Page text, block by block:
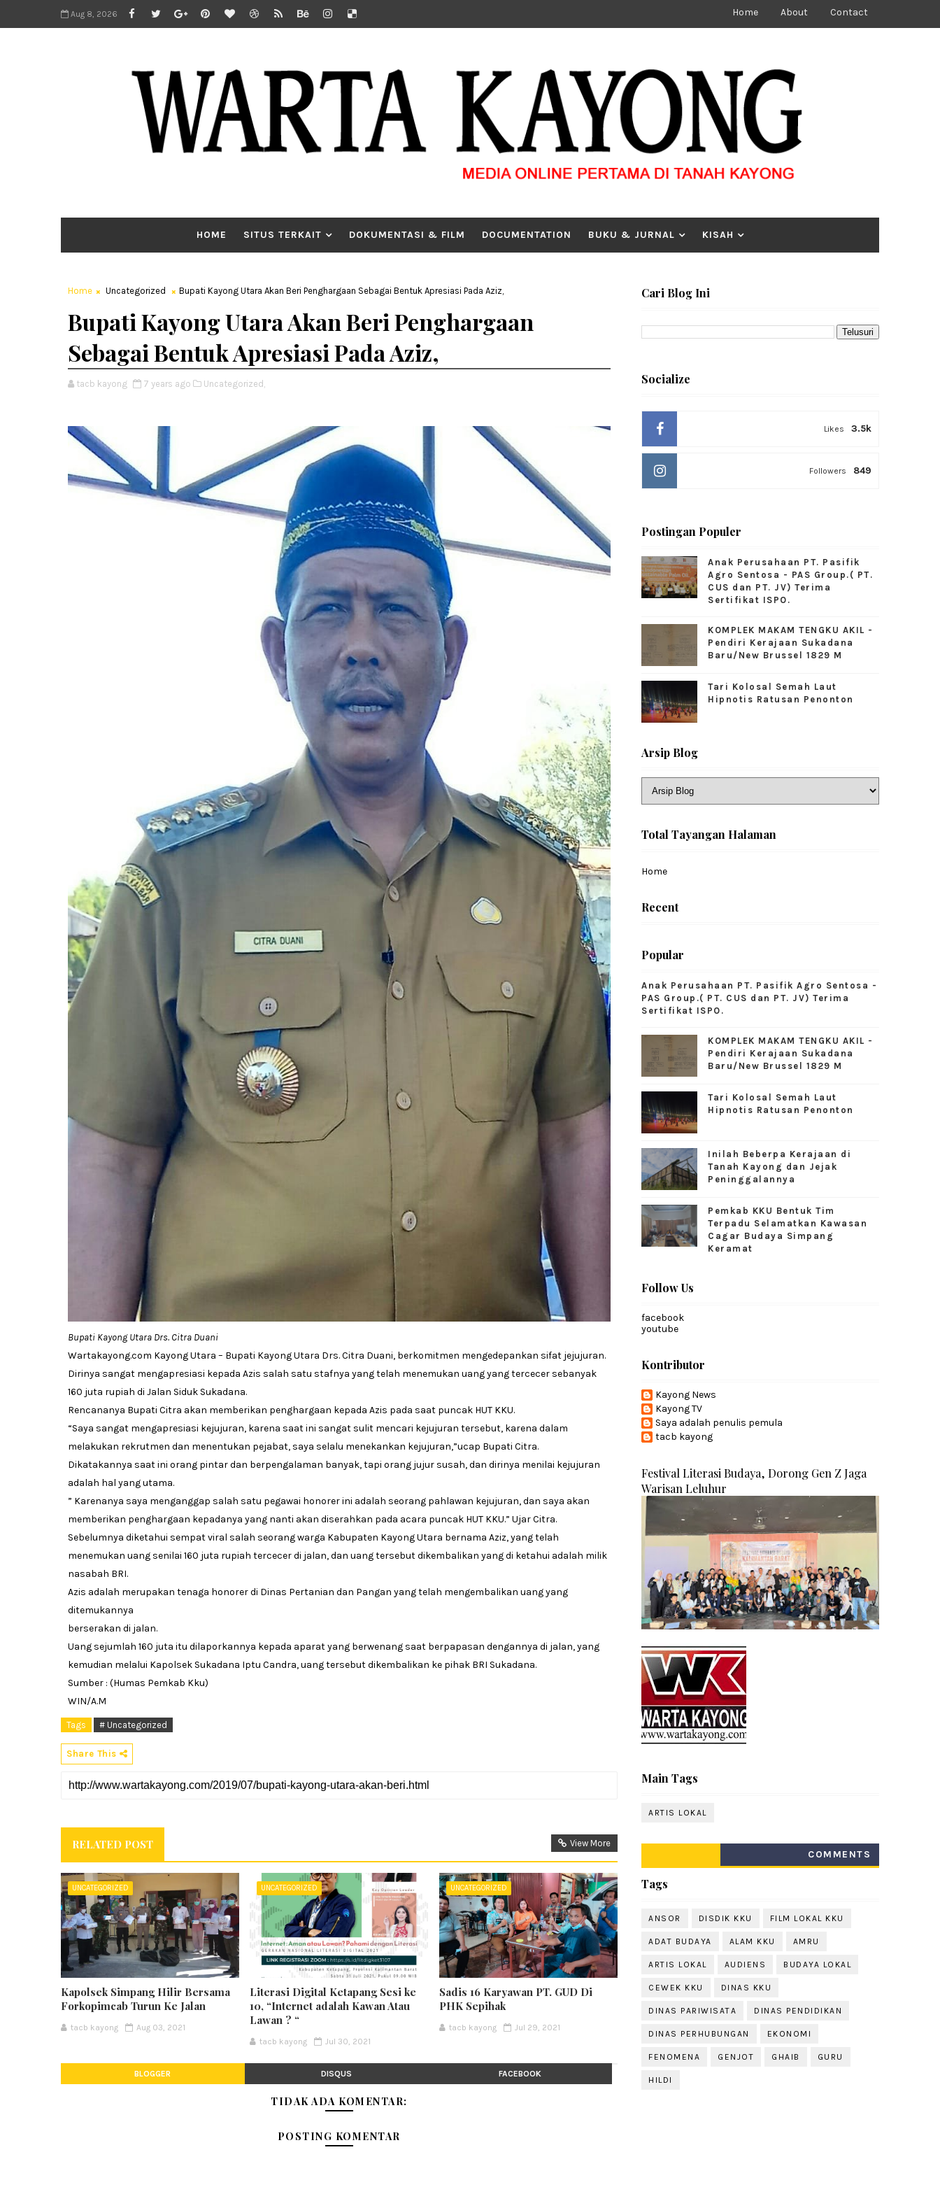
Aug 8, 2026 Home About Contact
HOME SITUS TERKAIT DOKUMENTASI & FILM DOCUMENTATION BUKU & JURNAL KISAH
Home Uncategorized Bupati Kayong Utara Akan Beri Penghargaan Sebagai Bentuk Apresiasi Pada Aziz,
Bupati Kayong Utara Akan Beri Penghargaan
Sebagai Bentuk Apresiasi Pada Aziz,
tacb kayong 7 years ago Uncategorized,
Bupati Kayong Utara Drs. Citra Duani
Wartakayong.com Kayong Utara – Bupati Kayong Utara Drs. Citra Duani, berkomitmen mengedepankan sifat jejujuran.
Dirinya sangat mengapresiasi kepada Azis salah satu stafnya yang telah menemukan uang yang tercecer sebanyak
160 juta rupiah di Jalan Siduk Sukadana.
Rencananya Bupati Citra akan memberikan penghargaan kepada Azis pada saat puncak HUT KKU.
“Saya sangat mengapresiasi kejujuran, karena saat ini sangat sulit mencari kejujuran tersebut, karena dalam
melakukan rekrutmen dan menentukan pejabat, saya selalu menekankan kejujuran,”ucap Bupati Citra.
Dikatakannya saat ini orang pintar dan berpengalaman banyak, tapi orang jujur susah, dan dirinya menilai kejujuran
adalah hal yang utama.
” Karenanya saya menganggap salah satu pegawai honorer ini adalah seorang pahlawan kejujuran, dan saya akan
memberikan penghargaan kepadanya yang nanti akan diserahkan pada acara puncak HUT KKU.” Ujar Citra.
Sebelumnya diketahui sempat viral salah seorang warga Kabupaten Kayong Utara bernama Aziz, yang telah
menemukan uang senilai 160 juta rupiah tercecer di jalan, dan uang tersebut dikembalikan yang di ketahui adalah milik
nasabah BRI.
Azis adalah merupakan tenaga honorer di Dinas Pertanian dan Pangan yang telah mengembalikan uang yang
ditemukannya
berserakan di jalan.
Uang sejumlah 160 juta itu dilaporkannya kepada aparat yang berwenang saat berpapasan dengannya di jalan, yang
kemudian melalui Kapolsek Sukadana Iptu Candra, uang tersebut dikembalikan ke pihak BRI Sukadana.
Sumber : (Humas Pemkab Kku)
WIN/A.M
Tags # Uncategorized
Share This
RELATED POST View More
UNCATEGORIZED
Kapolsek Simpang Hilir Bersama
Forkopimcab Turun Ke Jalan
tacb kayong Aug 03, 2021
UNCATEGORIZED
Literasi Digital Ketapang Sesi ke
10, “Internet adalah Kawan Atau
Lawan ? “
tacb kayong Jul 30, 2021
UNCATEGORIZED
Sadis 16 Karyawan PT. GUD Di
PHK Sepihak
tacb kayong Jul 29, 2021
BLOGGER DISQUS FACEBOOK
TIDAK ADA KOMENTAR:
POSTING KOMENTAR
Cari Blog Ini
Socialize
3.5k
Likes
849
Followers
Postingan Populer
Anak Perusahaan PT. Pasifik
Agro Sentosa - PAS Group.( PT.
CUS dan PT. JV) Terima
Sertifikat ISPO.
KOMPLEK MAKAM TENGKU AKIL -
Pendiri Kerajaan Sukadana
Baru/New Brussel 1829 M
Tari Kolosal Semah Laut
Hipnotis Ratusan Penonton
Arsip Blog
Total Tayangan Halaman
Home
Recent
Popular
Anak Perusahaan PT. Pasifik Agro Sentosa -
PAS Group.( PT. CUS dan PT. JV) Terima
Sertifikat ISPO.
KOMPLEK MAKAM TENGKU AKIL -
Pendiri Kerajaan Sukadana
Baru/New Brussel 1829 M
Tari Kolosal Semah Laut
Hipnotis Ratusan Penonton
Inilah Beberpa Kerajaan di
Tanah Kayong dan Jejak
Peninggalannya
Pemkab KKU Bentuk Tim
Terpadu Selamatkan Kawasan
Cagar Budaya Simpang
Keramat
Follow Us
facebook
youtube
Kontributor
Kayong News
Kayong TV
Saya adalah penulis pemula
tacb kayong
Festival Literasi Budaya, Dorong Gen Z Jaga
Warisan Leluhur
Main Tags
ARTIS LOKAL
COMMENTS
Tags
ANSOR DISDIK KKU FILM LOKAL KKU
ADAT BUDAYA ALAM KKU AMRU
ARTIS LOKAL AUDIENS BUDAYA LOKAL
CEWEK KKU DINAS KKU
DINAS PARIWISATA DINAS PENDIDIKAN
DINAS PERHUBUNGAN EKONOMI
FENOMENA GENJOT GHAIB GURU
HILDI